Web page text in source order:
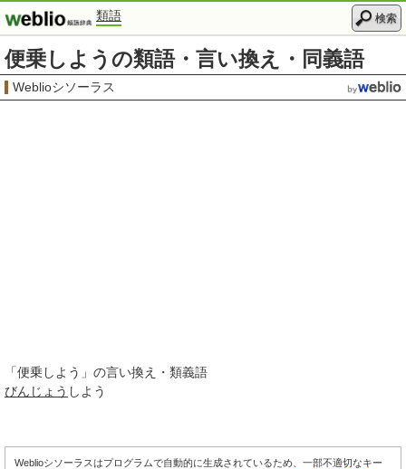
類語 検索
便乗しようの類語・言い換え・同義語
Weblioシソーラス
「便乗しよう 」の言い換え・類義語
びんじょう しよう
Weblioシソーラスはプログラムで自動的に生成されているため、一部不適切なキー